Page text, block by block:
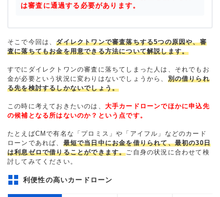
は審査に通過する必要があります。
そこで今回は、ダイレクトワンで審査落ちする5つの原因や、審
査に落ちてもお金を用意できる方法について解説します。
すでにダイレクトワンの審査に落ちてしまった人は、それでもお
金が必要という状況に変わりはないでしょうから、 別の借りられ
る先を検討するしかないでしょう。
この時に考えておきたいのは、 大手カードローンでほかに申込先
の候補となる所はないのか？という点です。
たとえばCMで有名な「プロミス」や「アイフル」などのカード
ローンであれば、 最短で当日中にお金を借りられて、最初の30日
は利息ゼロで借りることができます。ご自身の状況に合わせて検
討してみてください。
利便性の高いカードローン